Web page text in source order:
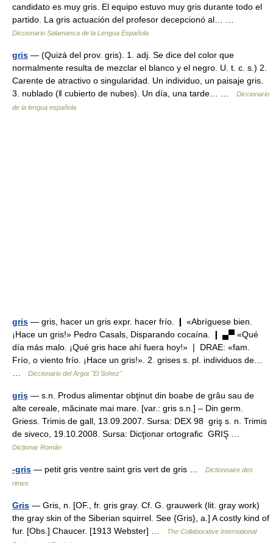
candidato es muy gris. El equipo estuvo muy gris durante todo el
partido. La gris actuación del profesor decepcionó al… …
Diccionario Salamanca de la Lengua Española
gris — (Quizá del prov. gris). 1. adj. Se dice del color que
normalmente resulta de mezclar el blanco y el negro. U. t. c. s.) 2.
Carente de atractivo o singularidad. Un individuo, un paisaje gris.
3. nublado (ǁ cubierto de nubes). Un día, una tarde… …
Diccionario
de la lengua española
gris — gris, hacer un gris expr. hacer frío. ❙ «Abríguese bien.
¡Hace un gris!» Pedro Casals, Disparando cocaína. ❙ ▄▀ «Qué
día más malo. ¡Qué gris hace ahí fuera hoy!» ❘ DRAE: «fam.
Frío, o viento frío. ¡Hace un gris!». 2. grises s. pl. individuos de…
…
Diccionario del Argot "El Sohez"
griş — s.n. Produs alimentar obţinut din boabe de grâu sau de
alte cereale, măcinate mai mare. [var.: gris s.n.] – Din germ.
Griess. Trimis de gall, 13.09.2007. Sursa: DEX 98 griş s. n. Trimis
de siveco, 19.10.2008. Sursa: Dicţionar ortografic GRIŞ …
Dicționar Român
-gris — petit gris ventre saint gris vert de gris …
Dictionnaire des
rimes
Gris — Gris, n. [OF., fr. gris gray. Cf. G. grauwerk (lit. gray work)
the gray skin of the Siberian squirrel. See {Gris}, a.] A costly kind of
fur. [Obs.] Chaucer. [1913 Webster] …
The Collaborative International